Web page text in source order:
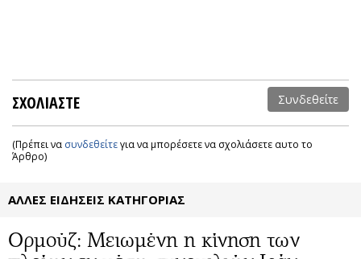
ΣΧΟΛΙΑΣΤΕ Συνδεθείτε
(Πρέπει να συνδεθείτεγια να μπορέσετε να σχολιάσετε αυτο το
Άρθρο)
ΑΛΛΕΣ ΕΙΔΗΣΕΙΣ ΚΑΤΗΓΟΡΙΑΣ
Ορμούζ: Μειωμένη η κίνηση των